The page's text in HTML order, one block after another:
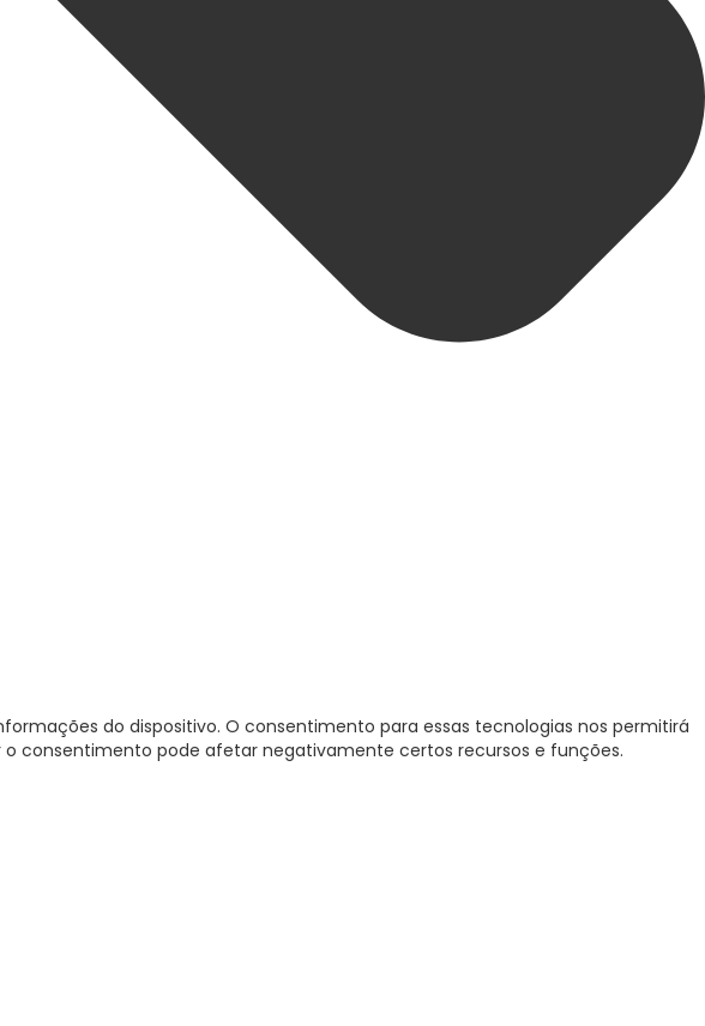
do dispositivo. O consentimento para essas tecnologias nos permitirá
consentimento pode afetar negativamente certos recursos e funções.